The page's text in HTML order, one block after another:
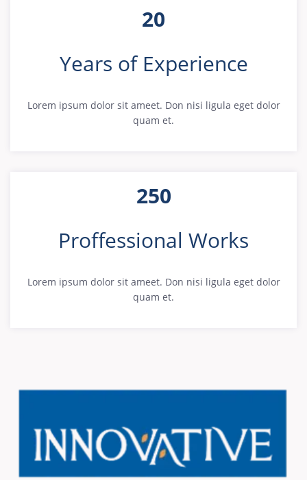
20
Years of Experience
Lorem ipsum dolor sit ameet. Don nisi ligula eget dolor
quam et.
250
Proffessional Works
Lorem ipsum dolor sit ameet. Don nisi ligula eget dolor
quam et.